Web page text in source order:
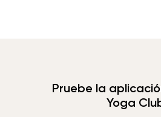
Pruebe la
Yoga